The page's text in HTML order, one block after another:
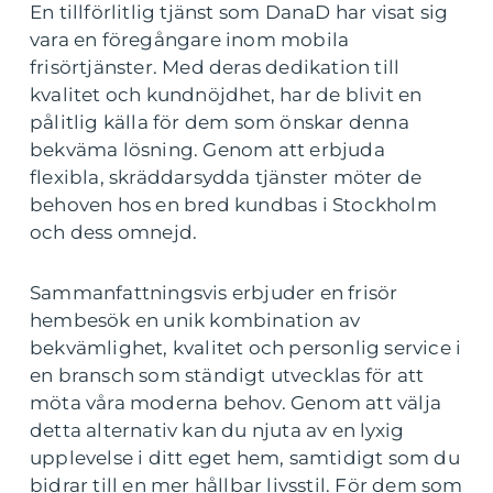
En tillförlitlig tjänst som DanaD har visat sig
vara en föregångare inom mobila
frisörtjänster. Med deras dedikation till
kvalitet och kundnöjdhet, har de blivit en
pålitlig källa för dem som önskar denna
bekväma lösning. Genom att erbjuda
flexibla, skräddarsydda tjänster möter de
behoven hos en bred kundbas i Stockholm
och dess omnejd.
Sammanfattningsvis erbjuder en frisör
hembesök en unik kombination av
bekvämlighet, kvalitet och personlig service i
en bransch som ständigt utvecklas för att
möta våra moderna behov. Genom att välja
detta alternativ kan du njuta av en lyxig
upplevelse i ditt eget hem, samtidigt som du
bidrar till en mer hållbar livsstil. För dem som